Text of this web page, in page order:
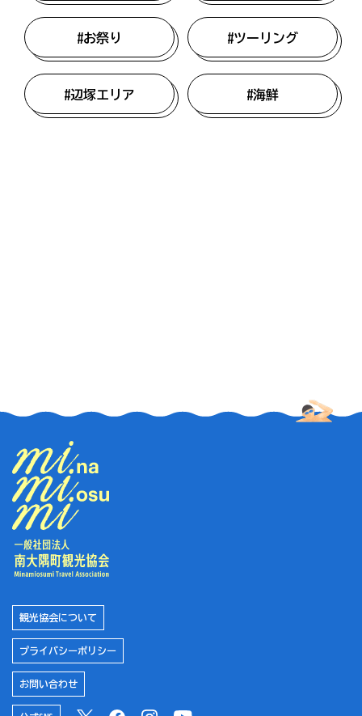
#お祭り #ツーリング
#辺塚エリア #海鮮
観光協会について
プライバシーポリシー
お問い合わせ